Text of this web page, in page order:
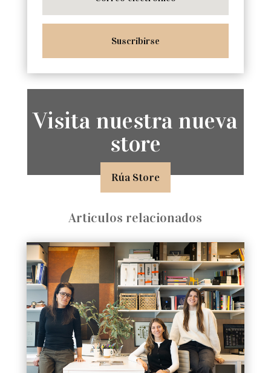
Suscribirse
Visita nuestra nueva
store
Rúa Store
Articulos relacionados